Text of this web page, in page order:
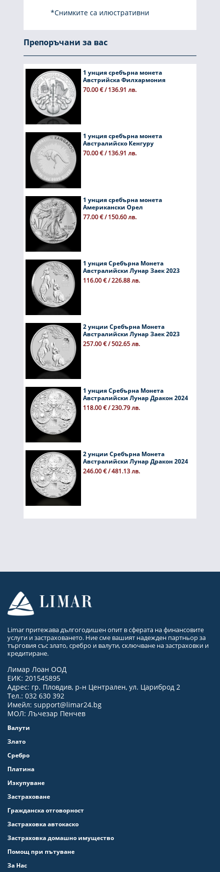
*Снимките са илюстративни
Препоръчани за вас
1 унция сребърна монета
Австрийска Филхармония
70.00 € / 136.91 лв.
1 унция сребърна монета
Австралийско Кенгуру
70.00 € / 136.91 лв.
1 унция сребърна монета
Американски Орел
77.00 € / 150.60 лв.
1 унция Сребърна Монета
Австралийски Лунар Заек 2023
116.00 € / 226.88 лв.
2 унции Сребърна Монета
Австралийски Лунар Заек 2023
257.00 € / 502.65 лв.
1 унция Сребърна Монета
Австралийски Лунар Дракон 2024
118.00 € / 230.79 лв.
2 унции Сребърна Монета
Австралийски Лунар Дракон 2024
246.00 € / 481.13 лв.
Limar притежава дългогодишен опит в сферата на финансовите
услуги и застраховането. Ние сме вашият надежден партньор за
търговия със злато, сребро и валути, сключване на застраховки и
кредитиране.
Лимар Лоан ООД
ЕИК: 201545895
Адрес: гр. Пловдив, р-н Централен, ул. Цариброд 2
Тел.: 032 630 392
Имейл: support@limar24.bg
МОЛ: Лъчезар Пенчев
Валути
Злато
Сребро
Платина
Изкупуване
Застраховане
Гражданска отговорност
Застраховка автокаско
Застраховка домашно имущество
Помощ при пътуване
За Нас